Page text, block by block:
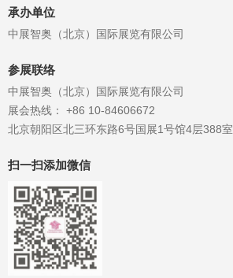
承办单位
中展智奥（北京）国际展览有限公司
参展联络
中展智奥（北京）国际展览有限公司
展会热线： +86 10-84606672
北京朝阳区北三环东路6号国展1号馆4层388室
扫一扫添加微信